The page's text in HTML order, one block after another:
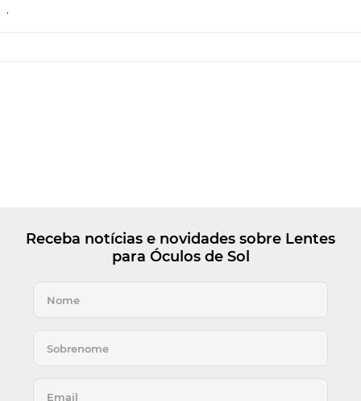
.
Receba notícias e novidades sobre Lentes
para Óculos de Sol